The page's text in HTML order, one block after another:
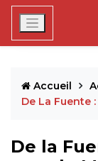
Accueil
De La Fuente
De la